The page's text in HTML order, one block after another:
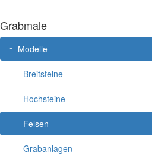
Grabmale
Modelle
Breitsteine
Hochsteine
Felsen
Grabanlagen